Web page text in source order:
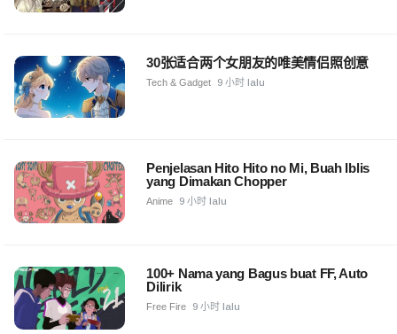
30张适合两个女朋友的唯美情侣照创意
Tech & Gadget 9 小时 lalu
Penjelasan Hito Hito no Mi, Buah Iblis
yang Dimakan Chopper
Anime 9 小时 lalu
100+ Nama yang Bagus buat FF, Auto
Dilirik
Free Fire 9 小时 lalu